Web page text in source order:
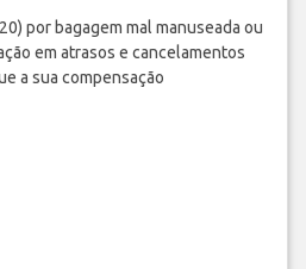
por bagagem mal manuseada ou
em atrasos e cancelamentos
a sua compensação